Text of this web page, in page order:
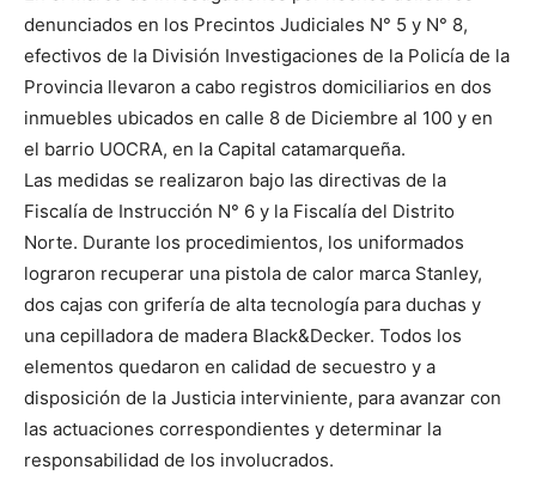
denunciados en los Precintos Judiciales N° 5 y N° 8,
efectivos de la División Investigaciones de la Policía de la
Provincia llevaron a cabo registros domiciliarios en dos
inmuebles ubicados en calle 8 de Diciembre al 100 y en
el barrio UOCRA, en la Capital catamarqueña.
Las medidas se realizaron bajo las directivas de la
Fiscalía de Instrucción N° 6 y la Fiscalía del Distrito
Norte. Durante los procedimientos, los uniformados
lograron recuperar una pistola de calor marca Stanley,
dos cajas con grifería de alta tecnología para duchas y
una cepilladora de madera Black&Decker. Todos los
elementos quedaron en calidad de secuestro y a
disposición de la Justicia interviniente, para avanzar con
las actuaciones correspondientes y determinar la
responsabilidad de los involucrados.